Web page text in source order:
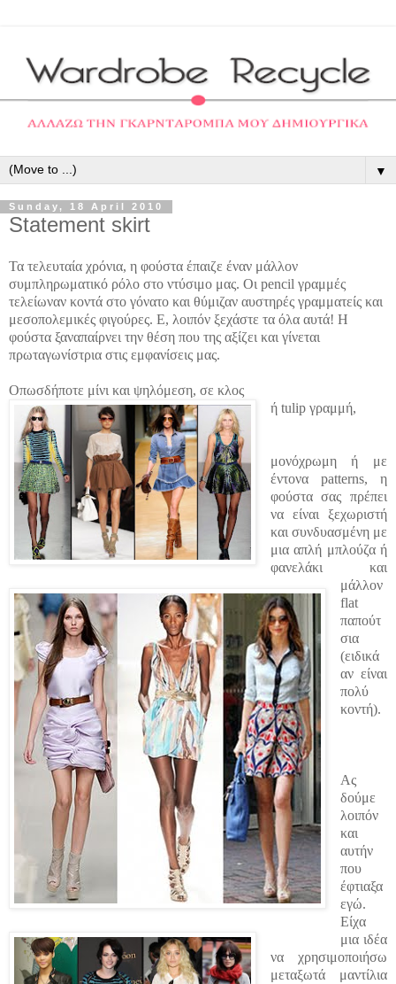
▼
Sunday, 18 April 2010
Statement skirt
Τα τελευταία χρόνια, η φούστα έπαιζε έναν μάλλον
συμπληρωματικό ρόλο στο ντύσιμο μας. Οι pencil γραμμές
τελείωναν κοντά στο γόνατο και θύμιζαν αυστηρές γραμματείς και
μεσοπολεμικές φιγούρες. Ε, λοιπόν ξεχάστε τα όλα αυτά! Η
φούστα ξαναπαίρνει την θέση που της αξίζει και γίνεται
πρωταγωνίστρια στις εμφανίσεις μας.
Οπωσδήποτε μίνι και ψηλόμεση, σε κλος
ή tulip γραμμή,
μονόχρωμη ή με
έντονα patterns, η
φούστα σας πρέπει
να είναι ξεχωριστή
και συνδυασμένη με
μια απλή μπλούζα ή
φανελάκι και
μάλλον
flat
παπούτ
σια
(ειδικά
αν είναι
πολύ
κοντή).
Ας
δούμε
λοιπόν
και
αυτήν
που
έφτιαξα
εγώ.
Είχα
μια ιδέα
να χρησιμοποιήσω
μεταξωτά μαντίλια